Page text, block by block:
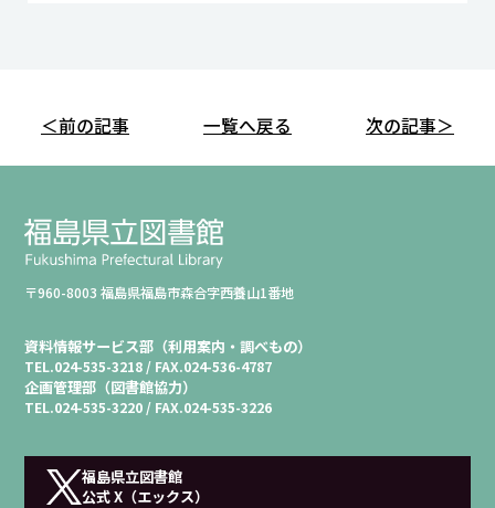
＜前の記事 一覧へ戻る 次の記事＞
〒960-8003 福島県福島市森合字西養山1番地
資料情報サービス部（利用案内・調べもの）
TEL.024-535-3218 / FAX.024-536-4787
企画管理部（図書館協力）
TEL.024-535-3220 / FAX.024-535-3226
福島県立図書館
公式 X（エックス）